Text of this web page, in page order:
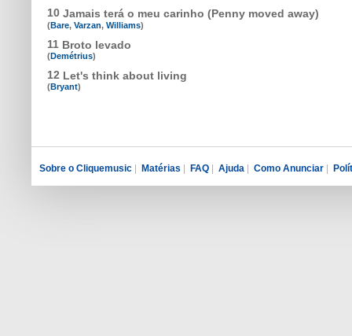
10 Jamais terá o meu carinho (Penny moved away)
(Bare, Varzan, Williams)
11 Broto levado
(Demétrius)
12 Let's think about living
(Bryant)
Sobre o Cliquemusic Matérias FAQ Ajuda Como Anunciar